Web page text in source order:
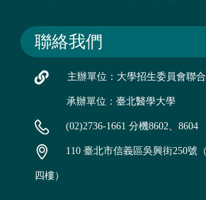
聯絡我們
主辦單位：大學招生委員會聯
承辦單位：臺北醫學大學
(02)2736-1661 分機8602、8604
110 臺北市信義區吳興街250號
四樓）